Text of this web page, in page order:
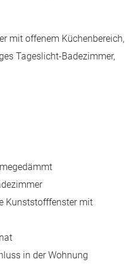
mit offenem Küchenbereich,
Tageslicht-Badezimmer,
Kunststofffenster mit
in der Wohnung